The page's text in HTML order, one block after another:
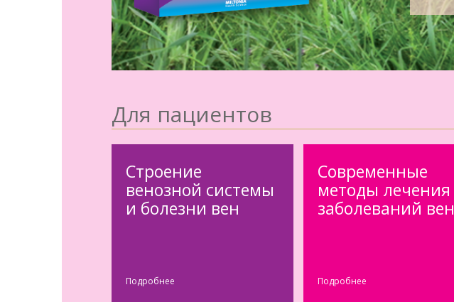
Для пациентов
Cтроение
венозной системы
и болезни вен
Подробнее
Современные
методы лечения
заболеваний вен
Подробнее